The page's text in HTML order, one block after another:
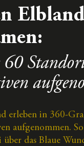
60
erleben in 360-
aufgenommen.
über das Blaue